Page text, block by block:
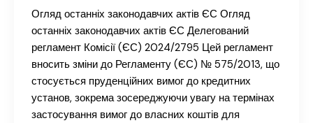
Огляд останніх законодавчих актів ЄС Огляд
останніх законодавчих актів ЄС Делегований
регламент Комісії (ЄС) 2024/2795 Цей регламент
вносить зміни до Регламенту (ЄС) № 575/2013, що
стосується пруденційних вимог до кредитних
установ, зокрема зосереджуючи увагу на термінах
застосування вимог до власних коштів для